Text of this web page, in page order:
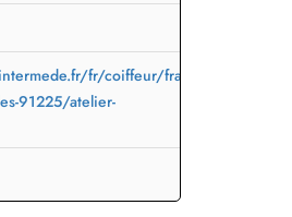
fr/coiffeur/france-
91225/atelier-